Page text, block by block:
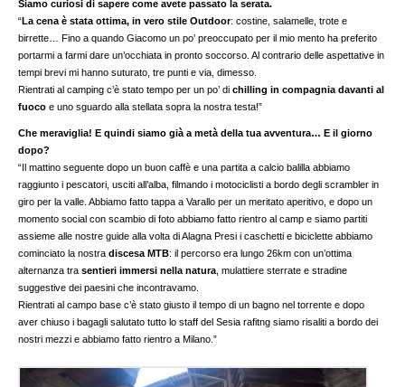
Siamo curiosi di sapere come avete passato la serata.
“La cena è stata ottima, in vero stile Outdoor: costine, salamelle, trote e
birrette… Fino a quando Giacomo un po’ preoccupato per il mio mento ha preferito
portarmi a farmi dare un’occhiata in pronto soccorso. Al contrario delle aspettative in
tempi brevi mi hanno suturato, tre punti e via, dimesso.
Rientrati al camping c’è stato tempo per un po’ di chilling in compagnia davanti al
fuoco e uno sguardo alla stellata sopra la nostra testa!”
Che meraviglia! E quindi siamo già a metà della tua avventura… E il giorno
dopo?
“Il mattino seguente dopo un buon caffè e una partita a calcio balilla abbiamo
raggiunto i pescatori, usciti all’alba, filmando i motociclisti a bordo degli scrambler in
giro per la valle. Abbiamo fatto tappa a Varallo per un meritato aperitivo, e dopo un
momento social con scambio di foto abbiamo fatto rientro al camp e siamo partiti
assieme alle nostre guide alla volta di Alagna Presi i caschetti e biciclette abbiamo
cominciato la nostradiscesa MTB: il percorso era lungo 26km con un’ottima
alternanza trasentieri immersi nella natura , mulattiere sterrate e stradine
suggestive dei paesini che incontravamo.
Rientrati al campo base c’è stato giusto il tempo di un bagno nel torrente e dopo
aver chiuso i bagagli salutato tutto lo staff del Sesia rafitng siamo risaliti a bordo dei
nostri mezzi e abbiamo fatto rientro a Milano.”